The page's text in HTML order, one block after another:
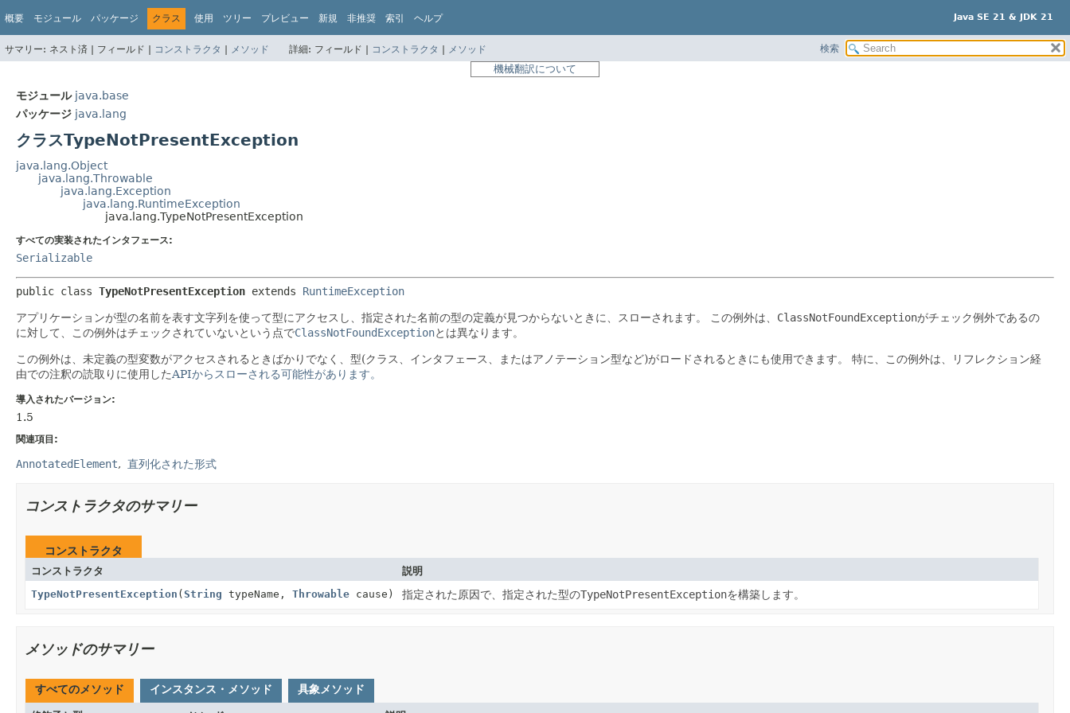
Java SE 21 & JDK 21
概要 モジュール パッケージ クラス 使用 ツリー プレビュー 新規 非推奨 索引 ヘルプ
サマリー: ネスト済 | フィールド | コンストラクタ | メソッド 詳細: フィールド | コンストラクタ | メソッド 検索
機械翻訳について
モジュール java.base
パッケージ java.lang
クラスTypeNotPresentException
java.lang.Object
java.lang.Throwable
java.lang.Exception
java.lang.RuntimeException
java.lang.TypeNotPresentException
すべての実装されたインタフェース:
Serializable
public class TypeNotPresentException extends RuntimeException
アプリケーションが型の名前を表す文字列を使って型にアクセスし、指定された名前の型の定義が見つからないときに、スローされます。 この例外は、 ClassNotFoundExceptionがチェック例外であるの
に対して、この例外はチェックされていないという点でClassNotFoundExceptionとは異なります。
この例外は、未定義の型変数がアクセスされるときばかりでなく、型(クラス、インタフェース、またはアノテーション型など)がロードされるときにも使用できます。
特に、この例外は、リフレクション経
由での注釈の読取りに使用したAPIからスローされる可能性があります。
導入されたバージョン:
1.5
関連項目:
AnnotatedElement 直列化された形式
コンストラクタのサマリー
コンストラクタ
コンストラクタ
説明
TypeNotPresentException (String typeName, Throwable cause) 指定された原因で、指定された型のTypeNotPresentExceptionを構築します。
メソッドのサマリー
すべてのメソッド インスタンス・メソッド 具象メソッド